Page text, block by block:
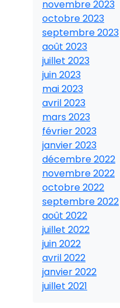
novembre 2023
octobre 2023
septembre 2023
août 2023
juillet 2023
juin 2023
mai 2023
avril 2023
mars 2023
février 2023
janvier 2023
décembre 2022
novembre 2022
octobre 2022
septembre 2022
août 2022
juillet 2022
juin 2022
avril 2022
janvier 2022
juillet 2021